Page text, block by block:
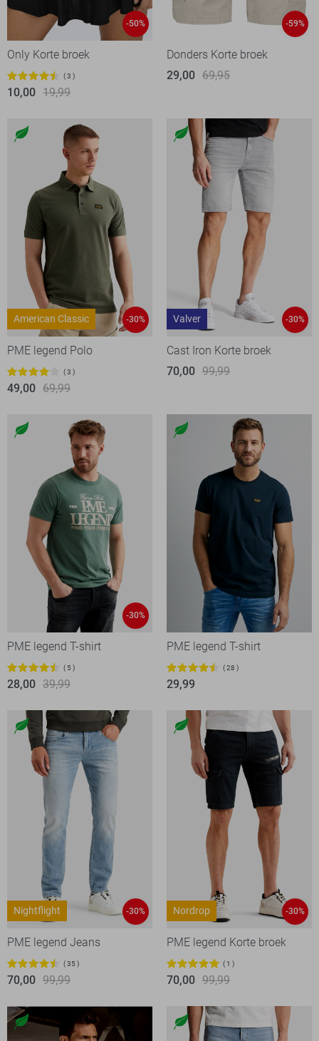
-50%
Only Korte broek
3
10,00 19,99
-59%
Donders Korte broek
29,00 69,95
American Classic -30%
PME legend Polo
3
49,00 69,99
Valver -30%
Cast Iron Korte broek
70,00 99,99
-30%
PME legend T-shirt
5
28,00 39,99
PME legend T-shirt
28
29,99
Nightflight -30%
PME legend Jeans
35
70,00 99,99
Nordrop -30%
PME legend Korte broek
1
70,00 99,99